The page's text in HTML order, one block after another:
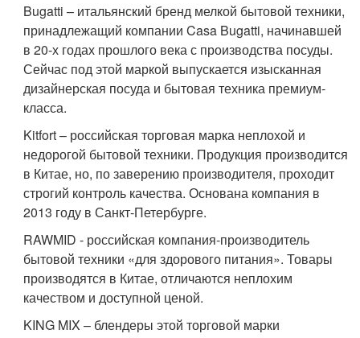
Bugatti – итальянский бренд мелкой бытовой техники,
принадлежащий компании Casa Bugatti, начинавшей
в 20-х годах прошлого века с производства посуды.
Сейчас под этой маркой выпускается изысканная
дизайнерская посуда и бытовая техника премиум-
класса.
Kitfort – российская торговая марка неплохой и
недорогой бытовой техники. Продукция производится
в Китае, но, по заверению производителя, проходит
строгий контроль качества. Основана компания в
2013 году в Санкт-Петербурге.
RAWMID - российская компания-производитель
бытовой техники «для здорового питания». Товары
производятся в Китае, отличаются неплохим
качеством и доступной ценой.
KING MIX – блендеры этой торговой марки